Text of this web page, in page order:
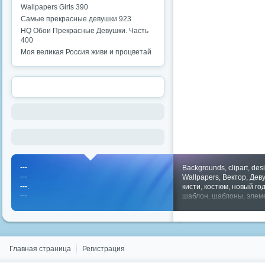
Wallpapers Girls 390
Самые прекрасные девушки 923
HQ Обои Прекрасные Девушки. Часть
400
Моя великая Россия живи и процветай
Backgrounds, clipart,
Wallpapers, Вектор,
кисти, костюм, новый год
шаблон, шаблоны,
---
---
---.
---
Главная страница Регистрация